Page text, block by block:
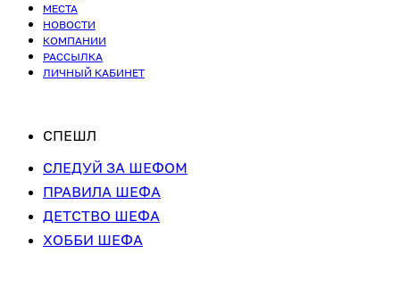
МЕСТА
НОВОСТИ
КОМПАНИИ
РАССЫЛКА
ЛИЧНЫЙ КАБИНЕТ
СПЕШЛ
СЛЕДУЙ ЗА ШЕФОМ
ПРАВИЛА ШЕФА
ДЕТСТВО ШЕФА
ХОББИ ШЕФА